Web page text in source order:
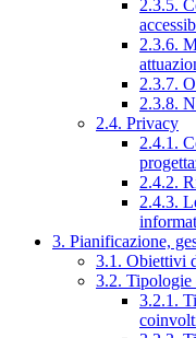
2.3.5.
2.3.6.
2.3.7.
2.3.8.
2.4. Privacy
2.4.1.
2.4.2.
2.4.3.
3. Pianificazione,
3.1. Obiettivi
3.2. Tipologie
3.2.1.